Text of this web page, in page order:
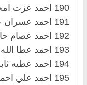
190 احمد عزت امجد شافعي
191 احمد عسران عبدالحميد احمد محمود
192 احمد عصام حامد عيسوي
193 احمد عطا الله عبدالظاهر علي
194 احمد عطيه ثابت عبدالله
195 احمد علي احمد عبداللطيف